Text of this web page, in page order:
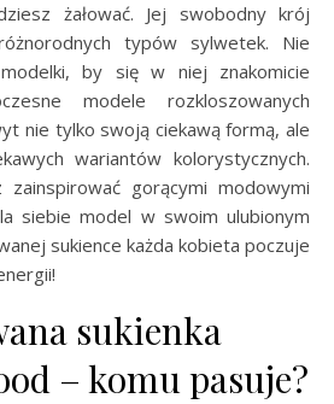
żałować. Jej swobodny krój
typów sylwetek. Nie
by się w niej znakomicie
modele rozkloszowanych
nie tylko swoją ciekawą formą, ale
wariantów kolorystycznych.
gorącymi modowymi
siebie model w swoim ulubionym
sukience każda kobieta poczuje
sukienka
– komu pasuje?